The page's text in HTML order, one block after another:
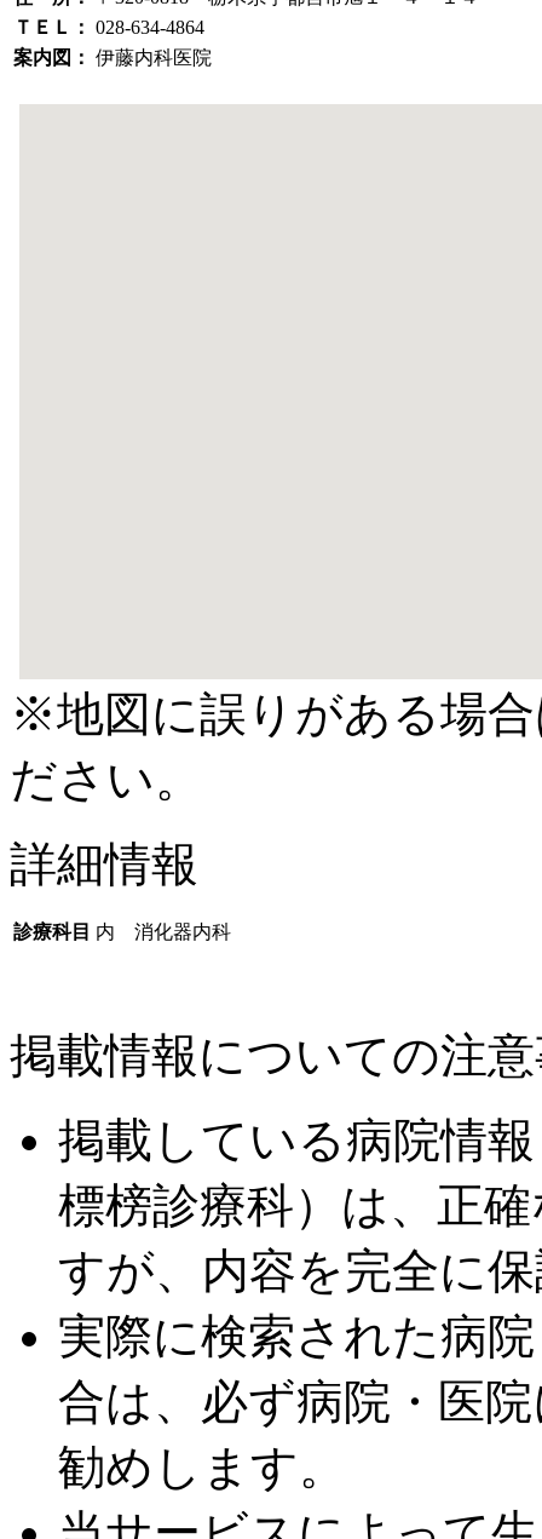
ＴＥＬ： 028-634-4864
案内図： 伊藤内科医院
※地図に誤りがある場
ださい。
詳細情報
診療科目 内 消化器内科
掲載情報についての注
掲載している病院情
標榜診療科）は、正
すが、内容を完全に
実際に検索された病
合は、必ず病院・医
勧めします。